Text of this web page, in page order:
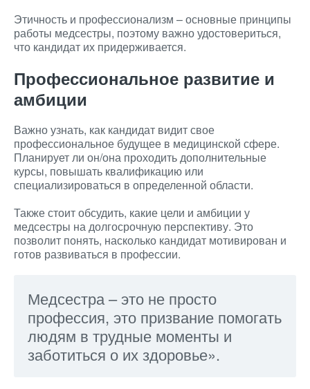
Этичность и профессионализм – основные принципы
работы медсестры, поэтому важно удостовериться,
что кандидат их придерживается.
Профессиональное развитие и
амбиции
Важно узнать, как кандидат видит свое
профессиональное будущее в медицинской сфере.
Планирует ли он/она проходить дополнительные
курсы, повышать квалификацию или
специализироваться в определенной области.
Также стоит обсудить, какие цели и амбиции у
медсестры на долгосрочную перспективу. Это
позволит понять, насколько кандидат мотивирован и
готов развиваться в профессии.
Медсестра – это не просто
профессия, это призвание помогать
людям в трудные моменты и
заботиться о их здоровье».